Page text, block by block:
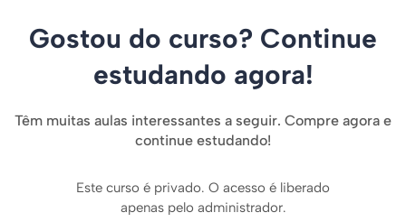
Gostou do curso? Continue
estudando agora!
Têm muitas aulas interessantes a seguir. Compre agora e
continue estudando!
Este curso é privado. O acesso é liberado
apenas pelo administrador.